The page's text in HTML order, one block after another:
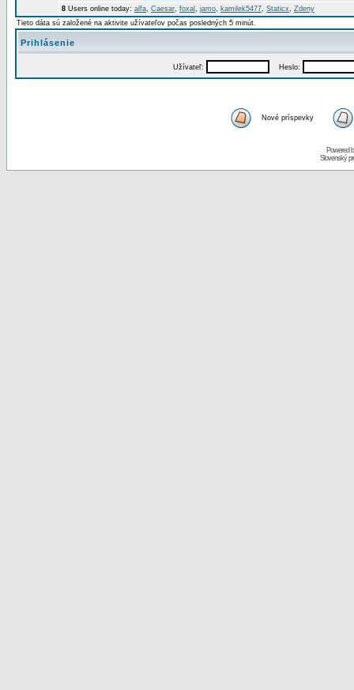
8 Users online today: alfa, Caesar, foxal , jamo, kamilek5477, Staticx, Zdeny
Tieto dáta sú založené na aktivite užívateľov počas posledných 5 minút.
Prihlásenie
Užívateľ: Heslo:
Nové príspevky
Powered
Slovenský